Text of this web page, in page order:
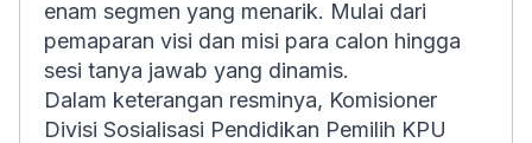
enam segmen yang menarik. Mulai dari
pemaparan visi dan misi para calon hingga
sesi tanya jawab yang dinamis.
Dalam keterangan resminya, Komisioner
Divisi Sosialisasi Pendidikan Pemilih KPU